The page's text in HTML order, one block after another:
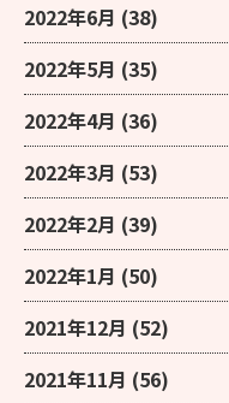
2022年6月 (38)
2022年5月 (35)
2022年4月 (36)
2022年3月 (53)
2022年2月 (39)
2022年1月 (50)
2021年12月 (52)
2021年11月 (56)